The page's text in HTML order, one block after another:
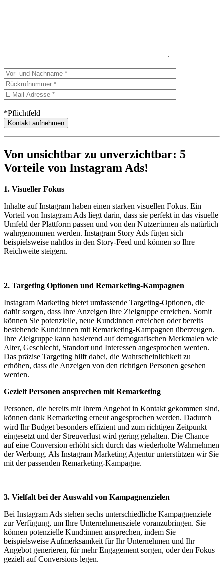
*Pflichtfeld
Von unsichtbar zu unverzichtbar: 5
Vorteile von Instagram Ads!
1. Visueller Fokus
Inhalte auf Instagram haben einen starken visuellen Fokus. Ein
Vorteil von Instagram Ads liegt darin, dass sie perfekt in das visuelle
Umfeld der Plattform passen und von den Nutzer:innen als natürlich
wahrgenommen werden. Instagram Story Ads fügen sich
beispielsweise nahtlos in den Story-Feed und können so Ihre
Reichweite steigern.
2. Targeting Optionen und Remarketing-Kampagnen
Instagram Marketing bietet umfassende Targeting-Optionen, die
dafür sorgen, dass Ihre Anzeigen Ihre Zielgruppe erreichen. Somit
können Sie potenzielle, neue Kund:innen erreichen oder bereits
bestehende Kund:innen mit Remarketing-Kampagnen überzeugen.
Ihre Zielgruppe kann basierend auf demografischen Merkmalen wie
Alter, Geschlecht, Standort und Interessen angesprochen werden.
Das präzise Targeting hilft dabei, die Wahrscheinlichkeit zu
erhöhen, dass die Anzeigen von den richtigen Personen gesehen
werden.
Gezielt Personen ansprechen mit Remarketing
Personen, die bereits mit Ihrem Angebot in Kontakt gekommen sind,
können dank Remarketing erneut angesprochen werden. Dadurch
wird Ihr Budget besonders effizient und zum richtigen Zeitpunkt
eingesetzt und der Streuverlust wird gering gehalten. Die Chance
auf eine Conversion erhöht sich durch das wiederholte Wahrnehmen
der Werbung. Als Instagram Marketing Agentur unterstützen wir Sie
mit der passenden Remarketing-Kampagne.
3. Vielfalt bei der Auswahl von Kampagnenzielen
Bei Instagram Ads stehen sechs unterschiedliche Kampagnenziele
zur Verfügung, um Ihre Unternehmensziele voranzubringen. Sie
können potenzielle Kund:innen ansprechen, indem Sie
beispielsweise Aufmerksamkeit für Ihr Unternehmen und Ihr
Angebot generieren, für mehr Engagement sorgen, oder den Fokus
gezielt auf Conversions legen.